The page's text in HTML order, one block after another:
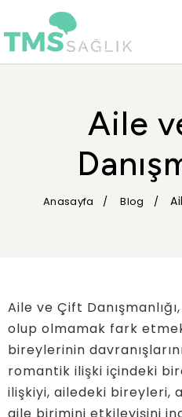
Aile
Anasayfa Blog
Aile ve Çift
olup olmamak fark
bireylerinin
romantik ilişki içindeki
ilişkiyi, ailedeki bireyleri,